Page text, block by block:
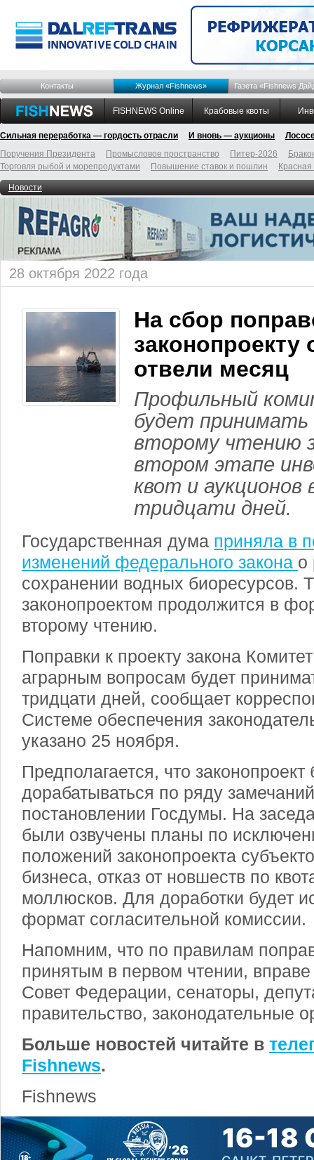
Контакты Журнал «Fishnews» Газета «Fishnews
FISHNEWS Online Крабовые квоты
Сильная переработка — гордость отрасли И вновь — аукционы
Поручения Президента
Промысловое пространство Питер-2026
Торговля рыбой и морепродуктами
Повышение ставок и пошлин
Новости
28 октября 2022 года
На сбор
законопроекту
отвели месяц
Профильный
будет принимать
второму чтению
втором этапе
квот и аукционов
тридцати дней.
Государственная дума приняла в
изменений федерального закона о
сохранении водных биоресурсов.
законопроектом продолжится в
второму чтению.
Поправки к проекту закона
аграрным вопросам будет
тридцати дней, сообщает
Системе обеспечения
указано 25 ноября.
Предполагается, что законопроект
дорабатываться по ряду
постановлении Госдумы. На
были озвучены планы по
положений законопроекта
бизнеса, отказ от новшеств по
моллюсков. Для доработки будет
формат согласительной комиссии.
Напомним, что по правилам
принятым в первом чтении, вправе
Совет Федерации, сенаторы,
правительство, законодательные
Больше новостей читайте в
Fishnews.
Fishnews